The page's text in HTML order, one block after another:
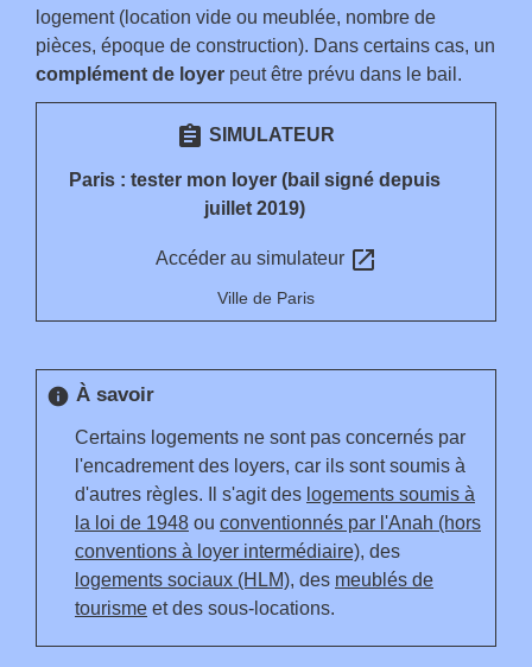
logement (location vide ou meublée, nombre de
pièces, époque de construction). Dans certains cas, un
complément de loyer peut être prévu dans le bail.
assignment SIMULATEUR
Paris : tester mon loyer (bail signé depuis
juillet 2019)
Accéder au simulateur open_in_new
Ville de Paris
info À savoir
Certains logements ne sont pas concernés par
l'encadrement des loyers, car ils sont soumis à
d'autres règles. Il s'agit des logements soumis à
la loi de 1948 ou conventionnés par l'Anah (hors
conventions à loyer intermédiaire), des
logements sociaux (HLM), des meublés de
tourisme et des sous-locations.